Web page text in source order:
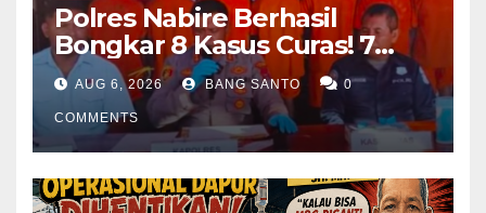
Polres Nabire Berhasil
Bongkar 8 Kasus Curas! 7
Pelaku Ditangkap, 62 Motor
Kembali Diamankan
AUG 6, 2026 BANG SANTO 0
COMMENTS